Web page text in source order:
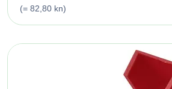
(= 82,80 kn)